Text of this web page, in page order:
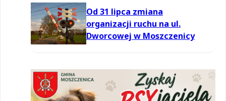
Od 31 lipca zmiana
organizacji ruchu na ul.
Dworcowej w Moszczenicy